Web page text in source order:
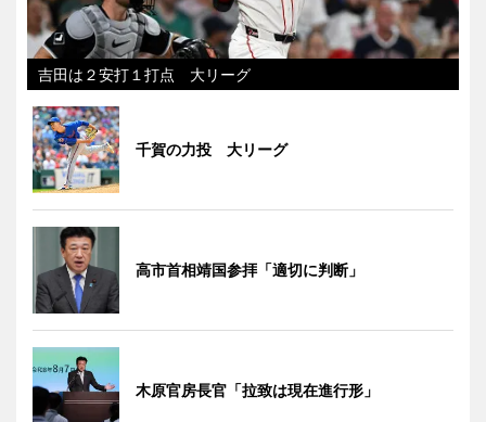
吉田は２安打１打点 大リーグ
千賀の力投 大リーグ
高市首相靖国参拝「適切に判断」
木原官房長官「拉致は現在進行形」